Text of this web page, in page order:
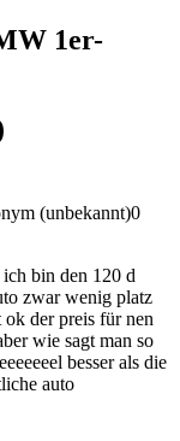
1er-
(unbekannt)0
bin den 120 d
zwar wenig platz
der preis für nen
wie sagt man so
besser als die
auto